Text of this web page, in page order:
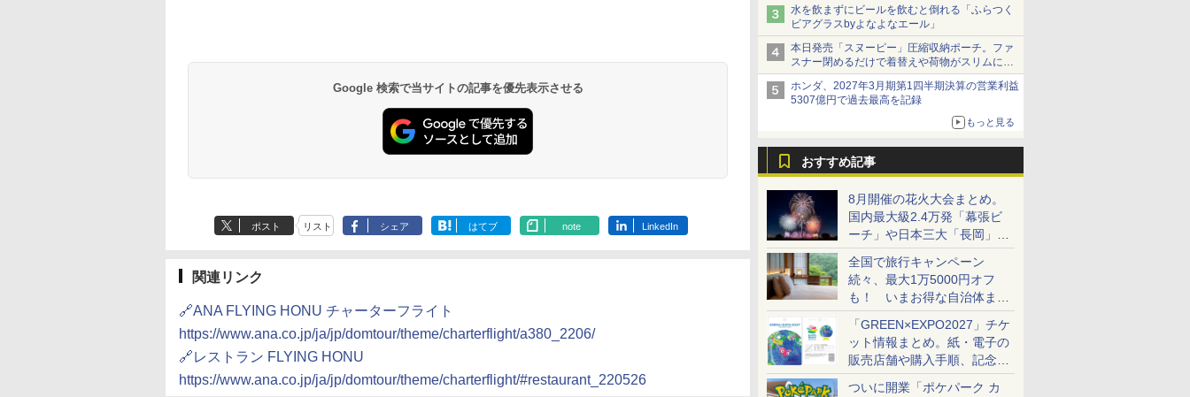
水を飲まずにビールを飲むと倒れる「ふらつく
ビアグラスbyよなよなエール」
本日発売「スヌーピー」圧縮収納ポーチ。ファ
スナー閉めるだけで着替えや荷物がスリムにま
とまる
ホンダ、2027年3月期第1四半期決算の営業利益
5307億円で過去最高を記録
もっと見る
おすすめ記事
8月開催の花火大会まとめ。
国内最大級2.4万発「幕張ビ
ーチ」や日本三大「長岡」な
ど大型イベント目白押し！
全国で旅行キャンペーン
続々、最大1万5000円オフ
も！ いまお得な自治体まと
め
「GREEN×EXPO2027」チケ
ット情報まとめ。紙・電子の
販売店舗や購入手順、記念チ
ケットも解説
ついに開業「ポケパーク カ
10,450円～
19,541円～
7,950円～
5,758円～
Google 検索で当サイトの記事を優先表示させる
ポスト リスト シェア はてブ note LinkedIn
関連リンク
🔗ANA FLYING HONU チャーターフライト
https://www.ana.co.jp/ja/jp/domtour/theme/charterflight/a380_2206/
🔗レストラン FLYING HONU
https://www.ana.co.jp/ja/jp/domtour/theme/charterflight/#restaurant_220526